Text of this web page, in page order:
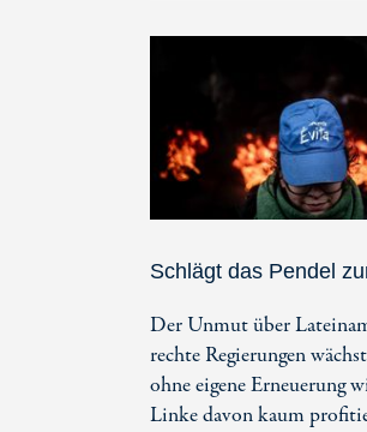
Schlägt das Pendel
Der Unmut über
rechte Regierungen
ohne eigene Erneuerung
Linke davon kaum